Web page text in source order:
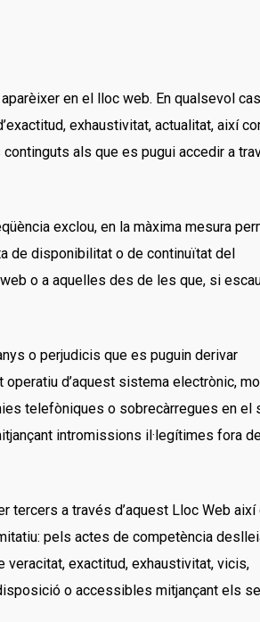
en el lloc web. En qualsevol
exhaustivitat, actualitat, així
als que es pugui accedir a
exclou, en la màxima mesura
de disponibilitat o de continuïtat del
o a aquelles des de les que, si
o perjudicis que es puguin derivar
d’aquest sistema electrònic,
telefòniques o sobrecàrregues en el
intromissions il·legítimes fora
a través d’aquest Lloc Web així
pels actes de competència
exactitud, exhaustivitat, vicis,
o accessibles mitjançant els